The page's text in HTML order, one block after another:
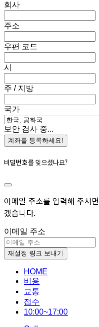
회사
주소
우편 코드
시
주 / 지방
국가
보안 검사 중...
계좌를 등록하세요!
비밀번호를 잊으셨나요?
이메일 주소를 입력해 주시
겠습니다.
이메일 주소
재설정 링크 보내기
HOME
비용
교통
접수
10:00~17:00